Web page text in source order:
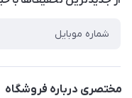
راهنما
مختصری درباره فروشگاه